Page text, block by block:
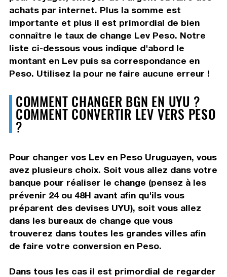
achats par internet. Plus la somme est
importante et plus il est primordial de bien
connaître le taux de change Lev Peso. Notre
liste ci-dessous vous indique d'abord le
montant en Lev puis sa correspondance en
Peso. Utilisez la pour ne faire aucune erreur !
COMMENT CHANGER BGN EN UYU ?
COMMENT CONVERTIR LEV VERS PESO
?
Pour changer vos Lev en Peso Uruguayen, vous
avez plusieurs choix. Soit vous allez dans votre
banque pour réaliser le change (pensez à les
prévenir 24 ou 48H avant afin qu'ils vous
préparent des devises UYU), soit vous allez
dans les bureaux de change que vous
trouverez dans toutes les grandes villes afin
de faire votre conversion en Peso.
Dans tous les cas il est primordial de regarder